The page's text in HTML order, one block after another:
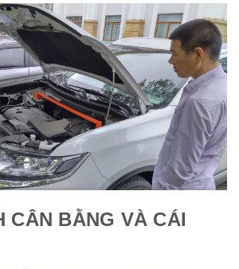
CÂN BẰNG VÀ CÁI